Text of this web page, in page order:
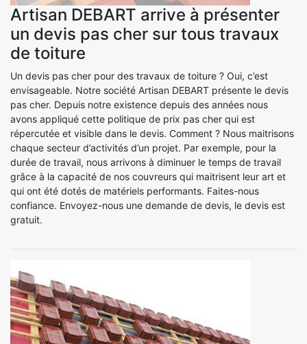
Artisan DEBART arrive à présenter
un devis pas cher sur tous travaux
de toiture
Un devis pas cher pour des travaux de toiture ? Oui, c’est
envisageable. Notre société Artisan DEBART présente le devis
pas cher. Depuis notre existence depuis des années nous
avons appliqué cette politique de prix pas cher qui est
répercutée et visible dans le devis. Comment ? Nous maitrisons
chaque secteur d’activités d’un projet. Par exemple, pour la
durée de travail, nous arrivons à diminuer le temps de travail
grâce à la capacité de nos couvreurs qui maitrisent leur art et
qui ont été dotés de matériels performants. Faites-nous
confiance. Envoyez-nous une demande de devis, le devis est
gratuit.